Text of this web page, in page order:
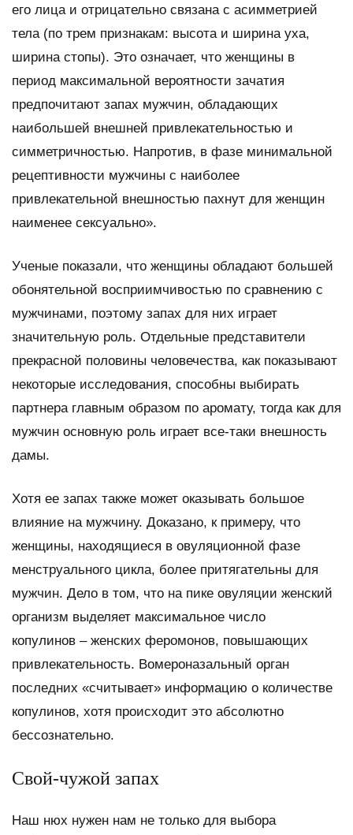
его лица и отрицательно связана с асимметрией
тела (по трем признакам: высота и ширина уха,
ширина стопы). Это означает, что женщины в
период максимальной вероятности зачатия
предпочитают запах мужчин, обладающих
наибольшей внешней привлекательностью и
симметричностью. Напротив, в фазе минимальной
рецептивности мужчины с наиболее
привлекательной внешностью пахнут для женщин
наименее сексуально».
Ученые показали, что женщины обладают большей
обонятельной восприимчивостью по сравнению с
мужчинами, поэтому запах для них играет
значительную роль. Отдельные представители
прекрасной половины человечества, как показывают
некоторые исследования, способны выбирать
партнера главным образом по аромату, тогда как для
мужчин основную роль играет все-таки внешность
дамы.
Хотя ее запах также может оказывать большое
влияние на мужчину. Доказано, к примеру, что
женщины, находящиеся в овуляционной фазе
менструального цикла, более притягательны для
мужчин. Дело в том, что на пике овуляции женский
организм выделяет максимальное число
копулинов – женских феромонов, повышающих
привлекательность. Вомероназальный орган
последних «считывает» информацию о количестве
копулинов, хотя происходит это абсолютно
бессознательно.
Свой-чужой запах
Наш нюх нужен нам не только для выбора